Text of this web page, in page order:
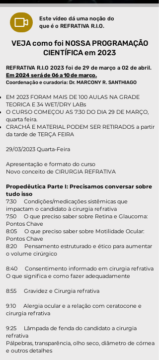
Este vídeo dá uma noção do
que é o REFRATIVA R.I.O.
VEJA como foi NOSSA PROGRAMAÇÃO
CIENTÍFICA em 2023
REFRATIVA R.I.O 2023 foi de 29 de março a 02 de abril.
Em 2024 será de 06 a 10 de março.
Coordenação e curadoria: Dr. MARCONY R. SANTHIAGO
EM 2023 FORAM MAIS DE 100 AULAS NA GRADE
TEORICA E 34 WET/DRY LABs
O CURSO COMEÇOU AS 7:30 DO DIA 29 DE MARÇO,
quarta feira.
CRACHÁ E MATERIAL PODEM SER RETIRADOS a partir
da tarde de TERÇA FEIRA
29/03/2023 Quarta-Feira
Apresentação e formato do curso
Novo conceito de CIRURGIA REFRATIVA
Propedêutica Parte I: Precisamos conversar sobre
tudo isso
7:30 Condições/medicações sistêmicas que
impactam o candidato à cirurgia refrativa
7:50 O que preciso saber sobre Retina e Glaucoma:
Pontos Chave
8:05 O que preciso saber sobre Motilidade Ocular:
Pontos Chave
8:20 Pensamento estruturado e ético para aumentar
o volume cirúrgico
8:40 Consentimento informado em cirurgia refrativa
O que significa e como fazer adequadamente
8:55 Gravidez e Cirurgia refrativa
9:10 Alergia ocular e a relação com ceratocone e
cirurgia refrativa
9:25 Lâmpada de fenda do candidato a cirurgia
refrativa
Pálpebras, transparência, olho seco, diâmetro de córnea
e outros detalhes